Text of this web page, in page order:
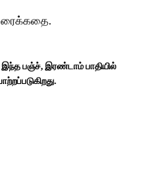
பஞ்ச், இரண்டாம் பாதியில்